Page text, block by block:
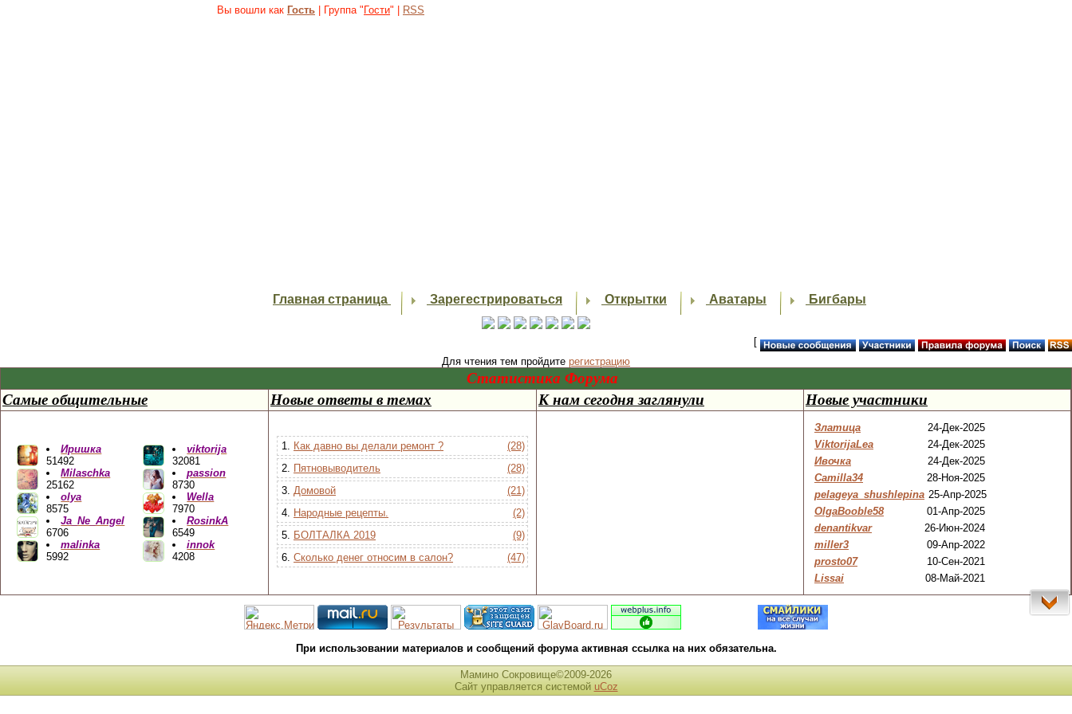
Вы вошли как Гость | Группа " Гости" | RSS
Главная страница Зарегестрироваться Открытки Аватары Бигбары
[
Для чтения тем пройдите регистрацию
Статистика Форума
Самые общительные
Новые ответы в темах К нам сегодня заглянули Новые участники
Иришка
51492
viktorija
32081
Milaschka
25162
passion
8730
olya
8575
Wella
7970
Ja_Ne_Angel
6706
RosinkA
6549
malinka
5992
innok
4208
1. Как давно вы делали ремонт ?
(28)
2. Пятновыводитель
(28)
3. Домовой
(21)
4. Народные рецепты.
(2)
5. БОЛТАЛКА 2019
(9)
6. Сколько денег относим в салон? (47)
Златица
24-Дек-2025
ViktorijaLea
24-Дек-2025
Ивочка
24-Дек-2025
Camilla34
28-Ноя-2025
pelageya_shushlepina 25-Апр-2025
OlgaBooble58
01-Апр-2025
denantikvar
26-Июн-2024
miller3
09-Апр-2022
prosto07
10-Сен-2021
Lissai
08-Май-2021
При использовании материалов и сообщений форума активная ссылка на них обязательна.
Мамино Сокровище©2009-2026
Сайт управляется системой uCoz